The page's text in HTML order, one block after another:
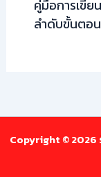
คู่มือการเขี
ลำดับขั้นตอน
Copyright © 2026